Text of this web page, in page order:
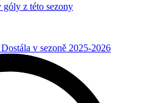
góly z této sezony